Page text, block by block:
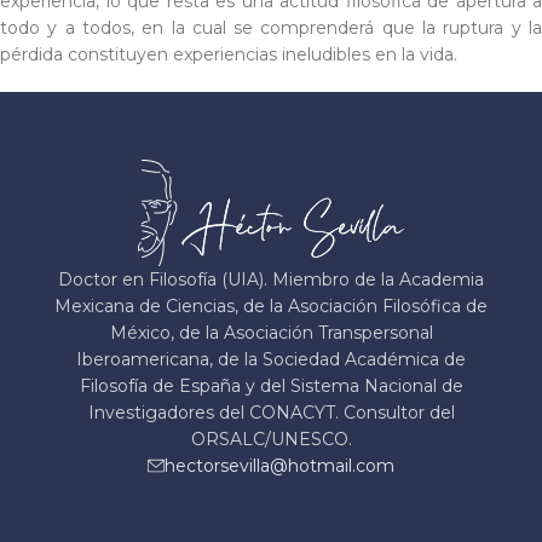
todo y a todos, en la cual se comprenderá que la ruptura y la
pérdida constituyen experiencias ineludibles en la vida.
Doctor en Filosofía (UIA). Miembro de la Academia
Mexicana de Ciencias, de la Asociación Filosófica de
México, de la Asociación Transpersonal
Iberoamericana, de la Sociedad Académica de
Filosofía de España y del Sistema Nacional de
Investigadores del CONACYT. Consultor del
ORSALC/UNESCO.
hectorsevilla@hotmail.com